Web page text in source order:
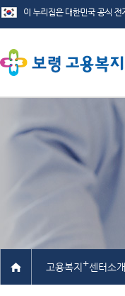
고용복지 +센터소개